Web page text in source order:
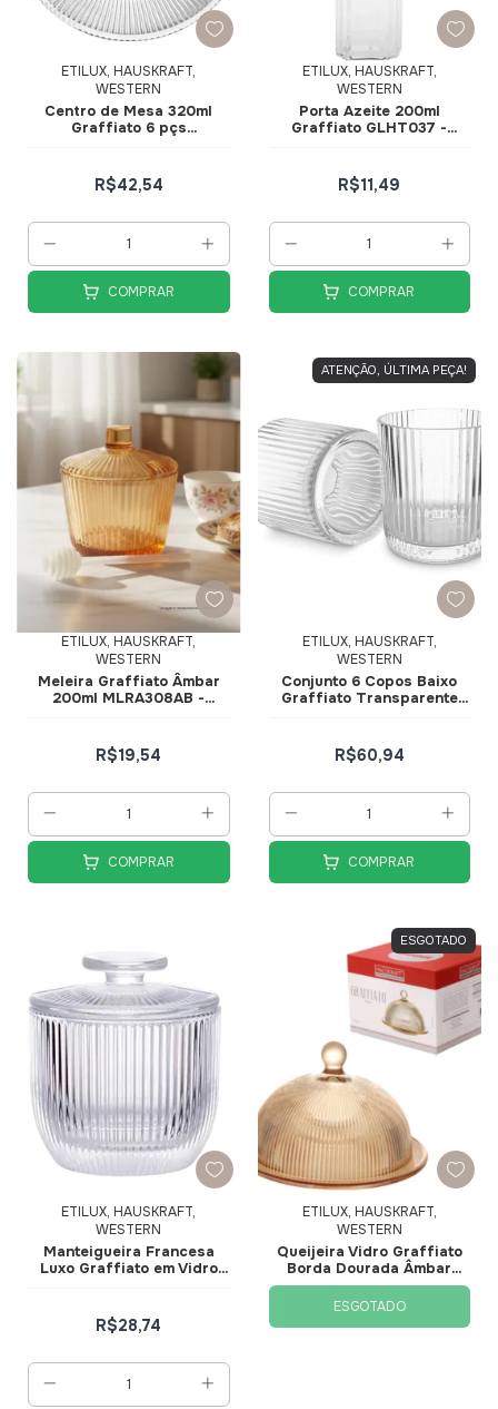
ETILUX, HAUSKRAFT,
WESTERN
Centro de Mesa 320ml
Graffiato 6 pçs
R$42,54
COMPRAR
ETILUX, HAUSKRAFT,
WESTERN
Porta Azeite 200ml
Graffiato GLHT037 -
R$11,49
COMPRAR
ETILUX, HAUSKRAFT,
WESTERN
Meleira Graffiato Âmbar
200ml MLRA308AB -
R$19,54
COMPRAR
ATENÇÃO, ÚLTIMA PEÇA!
ETILUX, HAUSKRAFT,
WESTERN
Conjunto 6 Copos Baixo
Graffiato Transparente
R$60,94
COMPRAR
ETILUX, HAUSKRAFT,
WESTERN
Manteigueira Francesa
Luxo Graffiato em Vidro
R$28,74
ESGOTADO
ETILUX, HAUSKRAFT,
WESTERN
Queijeira Vidro Graffiato
Borda Dourada Âmbar
20cm QJRA010 -
Hauskraft
ESGOTADO